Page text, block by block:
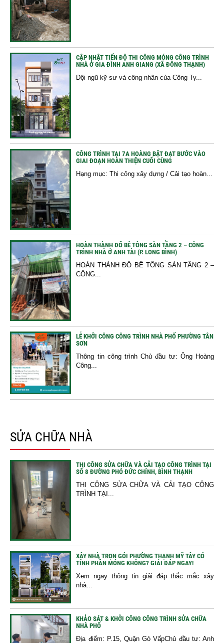
CẬP NHẬT TIẾN ĐỘ THI CÔNG MÓNG CÔNG TRÌNH
NHÀ Ở GIA ĐÌNH ANH GIANG (XÃ ĐÔNG THẠNH)
Đội ngũ kỹ sư và công nhân của Công Ty...
CÔNG TRÌNH TẠI 7A HOÀNG BẬT ĐẠT BƯỚC VÀO
GIAI ĐOẠN HOÀN THIỆN CUỐI CÙNG
Hạng mục: Thi công xây dựng / Cải tạo hoàn...
HOÀN THÀNH ĐỔ BÊ TÔNG SÀN TẦNG 2 – CÔNG
TRÌNH NHÀ Ở ANH TÀI (P. LONG BÌNH)
HOÀN THÀNH ĐỔ BÊ TÔNG SÀN TẦNG 2 –
CÔNG...
LỄ KHỞI CÔNG CÔNG TRÌNH NHÀ PHỐ PHƯỜNG TÂN
SƠN
Thông tin công trình Chủ đầu tư: Ông Hoàng
Công...
SỬA CHỮA NHÀ
THI CÔNG SỬA CHỮA VÀ CẢI TẠO CÔNG TRÌNH TẠI
SỐ 8 ĐƯỜNG PHÓ ĐỨC CHÍNH, BÌNH THẠNH
THI CÔNG SỬA CHỮA VÀ CẢI TẠO CÔNG
TRÌNH TẠI...
XÂY NHÀ TRỌN GÓI PHƯỜNG THẠNH MỸ TÂY CÓ
TÍNH PHẦN MÓNG KHÔNG? GIẢI ĐÁP NGAY!
Xem ngay thông tin giải đáp thắc mắc xây
nhà...
KHẢO SÁT & KHỞI CÔNG CÔNG TRÌNH SỬA CHỮA
NHÀ PHỐ
Địa điểm: P.15, Quận Gò VấpChủ đầu tư: Anh